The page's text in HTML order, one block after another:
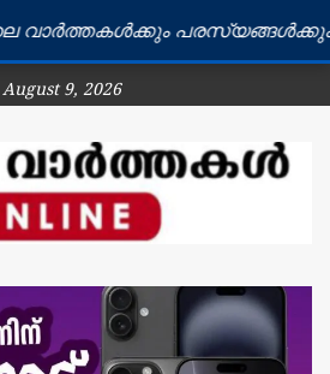
പരസ്യങ്ങൾക്കും
August 9, 2026